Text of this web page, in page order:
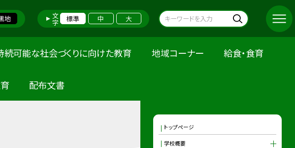
地 文字 標準 中 大
続可能な社会づくりに向けた教育 地域コーナー 給食・食育
配布文書
トップページ
学校概要